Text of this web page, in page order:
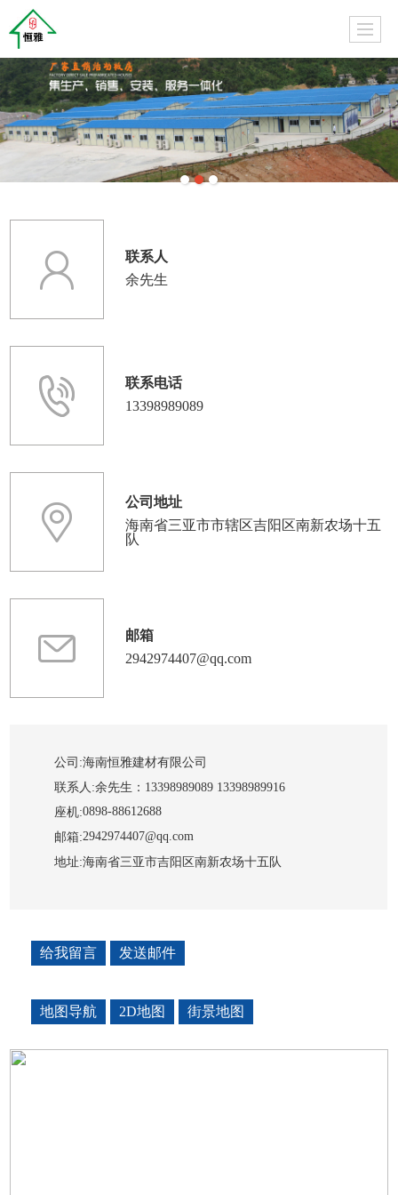
联系人
余先生
联系电话
13398989089
公司地址
海南省三亚市市辖区吉阳区南新农场十五
队
邮箱
2942974407@qq.com
公司:海南恒雅建材有限公司
联系人:余先生：13398989089 13398989916
座机:0898-88612688
邮箱:2942974407@qq.com
地址:海南省三亚市吉阳区南新农场十五队
给我留言 发送邮件
地图导航 2D地图 街景地图